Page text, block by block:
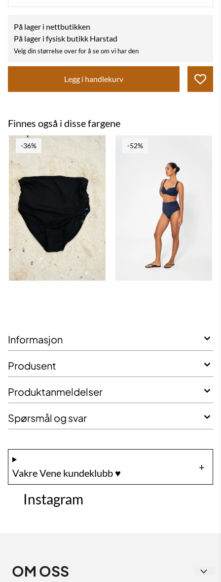
På lager i nettbutikken
På lager i fysisk butikk Harstad
Velg din størrelse over for å se om vi har den
Legg i handlekurv
Finnes også i disse fargene
-36% -52%
Informasjon
Produsent
Produktanmeldelser
Spørsmål og svar
Vakre Vene kundeklubb ♥️
Instagram
OM OSS